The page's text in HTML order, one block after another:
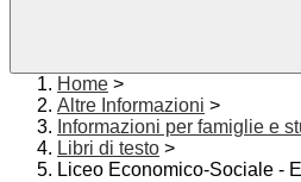
Home >
Altre Informazioni >
Informazioni per famiglie e
Libri di testo >
Liceo Economico-Sociale -